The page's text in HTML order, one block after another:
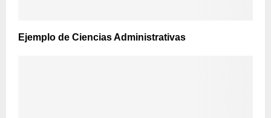
Ejemplo de Ciencias Administrativas